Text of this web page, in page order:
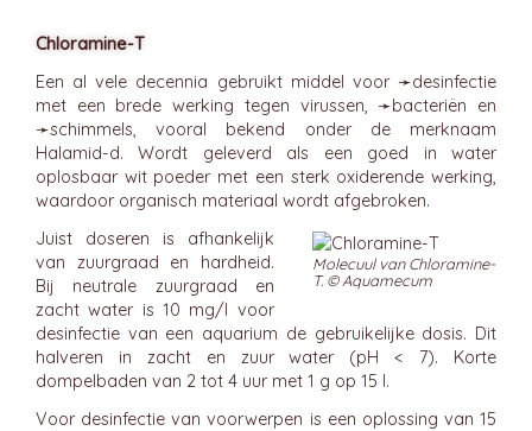
Chloramine-T
Een al vele decennia gebruikt middel voor ➛desinfectie
met een brede werking tegen virussen, ➛bacteriën en
➛schimmels, vooral bekend onder de merknaam
Halamid-d. Wordt geleverd als een goed in water
oplosbaar wit poeder met een sterk oxiderende werking,
waardoor organisch materiaal wordt afgebroken.
Molecuul van Chloramine-
T. © Aquamecum
Juist doseren is afhankelijk
van zuurgraad en hardheid.
Bij neutrale zuurgraad en
zacht water is 10 mg/l voor
desinfectie van een aquarium de gebruikelijke dosis. Dit
halveren in zacht en zuur water (pH < 7). Korte
dompelbaden van 2 tot 4 uur met 1 g op 15 l.
Voor desinfectie van voorwerpen is een oplossing van 15